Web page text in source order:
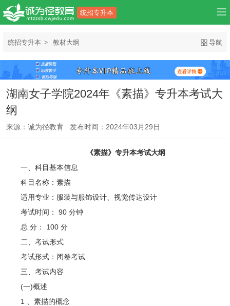
统招专升本
统招专升本 教材大纲 导航
湖南女子学院2024年《素描》专升本考试大
纲
来源：诚为径教育 发布时间：2024年03月29日
《素描》专升本考试大纲
一、科目基本信息
科目名称：素描
适用专业：服装与服饰设计、视觉传达设计
考试时间： 90 分钟
总 分： 100 分
二、考试形式
考试形式：闭卷考试
三、考试内容
(一)概述
1 、素描的概念